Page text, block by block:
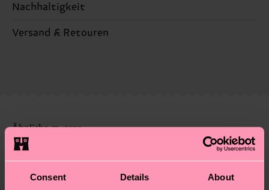
Consent Details About
86% Cotton, 12% Polyamide, 2% Elastane
Nachhaltigkeit
Nachhaltigkeit ist mehr als nur Qualität und
Versand & Retouren
dass es sich hierbei um einen Richtwert handelt
und die genaue Lieferzeit von der lokalen Post in
deinem Land abhängt.
Du hast Fragen zu einer Retoure? In unserem
Ähnliche muster
Neuheit